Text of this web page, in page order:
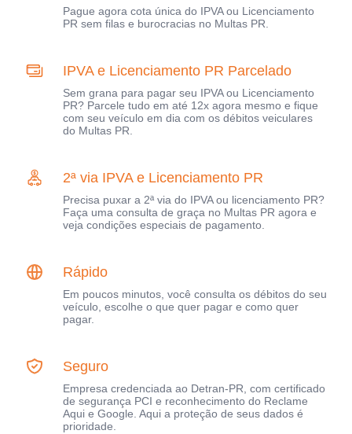
Pague agora cota única do IPVA ou Licenciamento
PR sem filas e burocracias no Multas PR.
IPVA e Licenciamento PR Parcelado
Sem grana para pagar seu IPVA ou Licenciamento
PR? Parcele tudo em até 12x agora mesmo e fique
com seu veículo em dia com os débitos veiculares
do Multas PR.
2ª via IPVA e Licenciamento PR
Precisa puxar a 2ª via do IPVA ou licenciamento PR?
Faça uma consulta de graça no Multas PR agora e
veja condições especiais de pagamento.
Rápido
Em poucos minutos, você consulta os débitos do seu
veículo, escolhe o que quer pagar e como quer
pagar.
Seguro
Empresa credenciada ao Detran-PR, com certificado
de segurança PCI e reconhecimento do Reclame
Aqui e Google. Aqui a proteção de seus dados é
prioridade.